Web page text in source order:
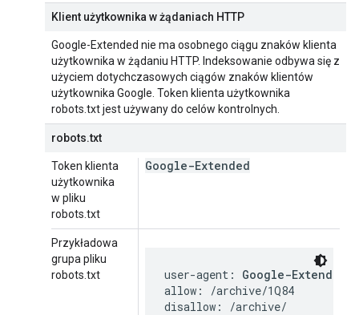
Klient użytkownika w żądaniach HTTP
Google-Extended nie ma osobnego ciągu znaków klienta
użytkownika w żądaniu HTTP. Indeksowanie odbywa się z
użyciem dotychczasowych ciągów znaków klientów
użytkownika Google. Token klienta użytkownika
robots.txt jest używany do celów kontrolnych.
robots.txt
Token klienta
użytkownika
w pliku
robots.txt
Google-Extended
Przykładowa
grupa pliku
robots.txt
user-agent: Google-Extended
allow: /archive/1Q84
disallow: /archive/